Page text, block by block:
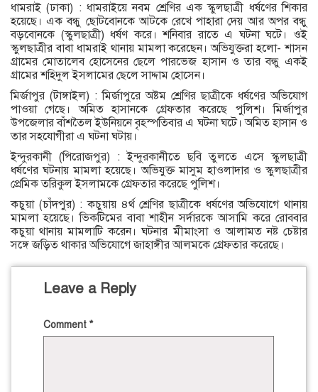
ধামরাই (ঢাকা) : ধামরাইয়ে নবম শ্রেণির এক স্কুলছাত্রী ধর্ষণের শিকার
হয়েছে। এক বন্ধু ছোটবোনকে আটকে রেখে পাহারা দেয় আর অপর বন্ধু
বড়বোনকে (স্কুলছাত্রী) ধর্ষণ করে। শনিবার রাতে এ ঘটনা ঘটে। ওই
স্কুলছাত্রীর বাবা ধামরাই থানায় মামলা করেছেন। অভিযুক্তরা হলো- শাসন
গ্রামের মোতালেব হোসেনের ছেলে পারভেজ হাসান ও তার বন্ধু একই
গ্রামের শহিদুল ইসলামের ছেলে সাদ্দাম হোসেন।
মির্জাপুর (টাঙ্গাইল) : মির্জাপুরে অষ্টম শ্রেণির ছাত্রীকে ধর্ষণের অভিযোগ
পাওয়া গেছে। অমিত হাসানকে গ্রেফতার করেছে পুলিশ। মির্জাপুর
উপজেলার বাঁশতৈল ইউনিয়নে বৃহস্পতিবার এ ঘটনা ঘটে। অমিত হাসান ও
তার সহযোগীরা এ ঘটনা ঘটায়।
ইন্দুরকানী (পিরোজপুর) : ইন্দুরকানীতে ছবি তুলতে এসে স্কুলছাত্রী
ধর্ষণের ঘটনায় মামলা হয়েছে। অভিযুক্ত মাসুম হাওলাদার ও স্কুলছাত্রীর
প্রেমিক তরিকুল ইসলামকে গ্রেফতার করেছে পুলিশ।
কচুয়া (চাঁদপুর) : কচুয়ায় ৪র্থ শ্রেণির ছাত্রীকে ধর্ষণের অভিযোগে থানায়
মামলা হয়েছে। ভিকটিমের বাবা শাহীন সর্দারকে আসামি করে রোববার
কচুয়া থানায় মামলাটি করেন। ঘটনার মীমাংসা ও আলামত নষ্ট চেষ্টার
সঙ্গে জড়িত থাকার অভিযোগে জাহাঙ্গীর আলমকে গ্রেফতার করেছে।
Leave a Reply
Comment *